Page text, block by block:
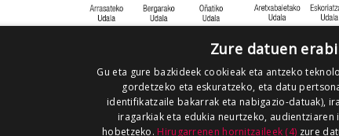
Zure datuen
Gu eta gure bazkideek cookieak eta antzeko
gordetzeko eta eskuratzeko, eta datu
identifikatzaile bakarrak eta nabigazio-datuak),
iragarkiak eta edukia neurtzeko,
hobetzeko. Hirugarrenen hornitzaileek (4) zure